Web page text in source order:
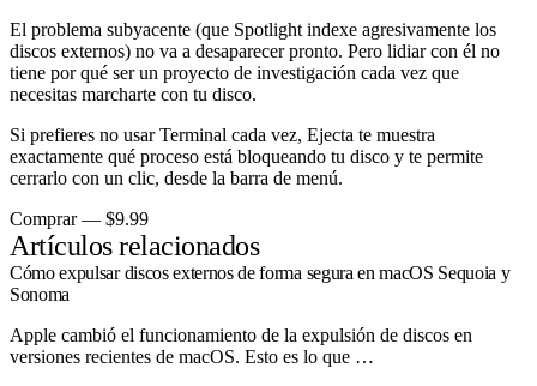
El problema subyacente (que Spotlight indexe agresivamente los
discos externos) no va a desaparecer pronto. Pero lidiar con él no
tiene por qué ser un proyecto de investigación cada vez que
necesitas marcharte con tu disco.
Si prefieres no usar Terminal cada vez, Ejecta te muestra
exactamente qué proceso está bloqueando tu disco y te permite
cerrarlo con un clic, desde la barra de menú.
Comprar — $9.99
Artículos relacionados
Cómo expulsar discos externos de forma segura en macOS Sequoia y
Sonoma
Apple cambió el funcionamiento de la expulsión de discos en
versiones recientes de macOS. Esto es lo que …